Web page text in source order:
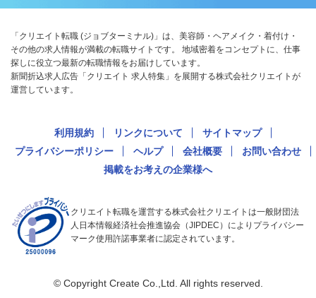
「クリエイト転職 (ジョブターミナル)」は、美容師・ヘアメイク・着付け・
その他の求人情報が満載の転職サイトです。 地域密着をコンセプトに、仕事
探しに役立つ最新の転職情報をお届けしています。
新聞折込求人広告「クリエイト 求人特集」を展開する株式会社クリエイトが
運営しています。
利用規約 リンクについて
サイトマップ
プライバシーポリシー
ヘルプ 会社概要
お問い合わせ
掲載をお考えの企業様へ
クリエイト転職を運営する株式会社クリエイトは一般財団法
人日本情報経済社会推進協会（JIPDEC）によりプライバシー
マーク使用許諾事業者に認定されています。
© Copyright Create Co.,Ltd. All rights reserved.